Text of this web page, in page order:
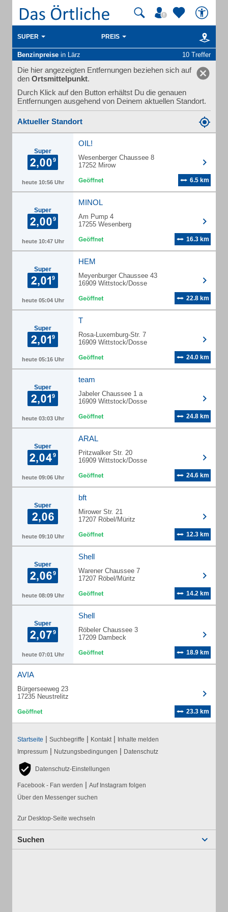
SUPER PREIS
Benzinpreise in Lärz 10 Treffer
Die hier angezeigten Entfernungen beziehen sich auf
den Ortsmittelpunkt.
Durch Klick auf den Button erhältst Du die genauen
Entfernungen ausgehend von Deinem aktuellen Standort.
Aktueller Standort
Super
heute 10:56 Uhr
OIL!
Wesenberger Chaussee 8
17252 Mirow
6.5 km
Super
heute 10:47 Uhr
MINOL
Am Pump 4
17255 Wesenberg
16.3 km
Super
heute 05:04 Uhr
HEM
Meyenburger Chaussee 43
16909 Wittstock/Dosse
22.8 km
Super
heute 05:16 Uhr
T
Rosa-Luxemburg-Str. 7
16909 Wittstock/Dosse
24.0 km
Super
heute 03:03 Uhr
team
Jabeler Chaussee 1 a
16909 Wittstock/Dosse
24.8 km
Super
heute 09:06 Uhr
ARAL
Pritzwalker Str. 20
16909 Wittstock/Dosse
24.6 km
Super
heute 09:10 Uhr
bft
Mirower Str. 21
17207 Röbel/Müritz
12.3 km
Super
heute 08:09 Uhr
Shell
Warener Chaussee 7
17207 Röbel/Müritz
14.2 km
Super
heute 07:01 Uhr
Shell
Röbeler Chaussee 3
17209 Dambeck
18.9 km
AVIA
Bürgerseeweg 23
17235 Neustrelitz
23.3 km
Startseite | Suchbegriffe | Kontakt | Inhalte melden
Impressum | Nutzungsbedingungen | Datenschutz
Datenschutz-Einstellungen
Facebook - Fan werden | Auf Instagram folgen
Über den Messenger suchen
Zur Desktop-Seite wechseln
Suchen